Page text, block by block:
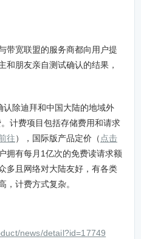
带宽联盟的服务商都向用户提
和朋友亲自测试确认的结果，
认除迪拜和中国大陆的地域外
计费项目包括存储费用和请求
往），国际版产品定价（ 点击
拥有每月1亿次的免费读请求额
多且网络对大陆友好，有各类
，计费方式复杂。
news/detail?id=17749